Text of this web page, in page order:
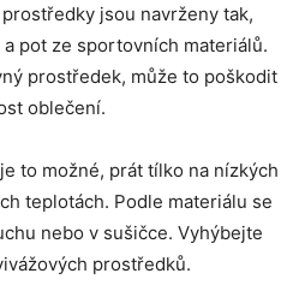
jsou navrženy tak,
pot ze sportovních materiálů.
prostředek, může to poškodit
oblečení.
to možné, prát tílko na nízkých
teplotách. Podle materiálu se
nebo v sušičce. Vyhýbejte
prostředků.